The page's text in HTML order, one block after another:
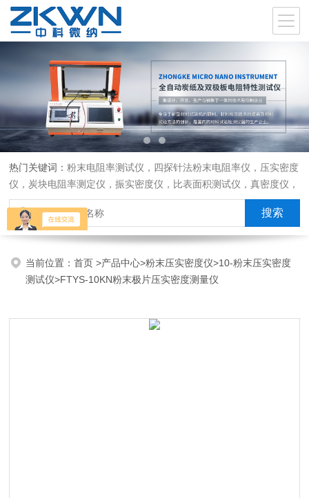
热门关键词：粉末电阻率测试仪，四探针法粉末电阻率仪，压实密度
仪，炭块电阻率测定仪，振实密度仪，比表面积测试仪，真密度仪，
炭块热膨胀仪，炭块透气率仪，炭块二氧化碳反应测定仪
当前位置：首页>产品中心>粉末压实密度仪>10-粉末压实密度
测试仪>FTYS-10KN粉末极片压实密度测量仪